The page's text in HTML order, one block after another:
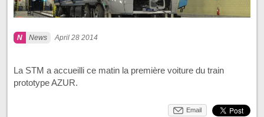
News April 28 2014
La STM a accueilli ce matin la première voiture du train
prototype AZUR.
Email